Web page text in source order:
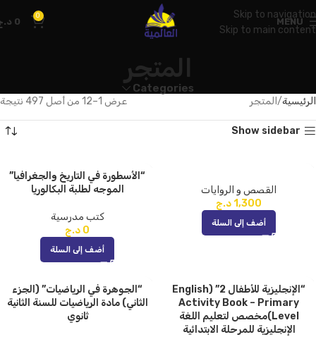
Skip to navigation
Skip to main content
MENU
0
0
المتجر
Categories
الرئيسية المتجر عرض 1–12 من أصل 497 نتيجة
Show sidebar
القصص و الروايات
1,300د.ج
أضف إلى السلة
“الأسطورة في التاريخ والجغرافيا”
الموجه لطلبة البكالوريا
كتب مدرسية
0 د.ج
أضف إلى السلة
“الإنجليزية للأطفال 2” (English
Activity Book – Primary
Level)مخصص لتعليم اللغة
الإنجليزية للمرحلة الابتدائية
“الجوهرة في الرياضيات” (الجزء
الثاني) مادة الرياضيات للسنة الثانية
ثانوي